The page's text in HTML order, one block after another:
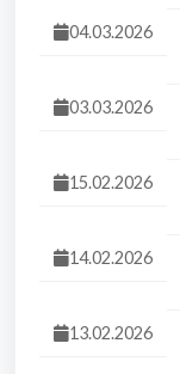
04.03.2026
03.03.2026
15.02.2026
14.02.2026
13.02.2026